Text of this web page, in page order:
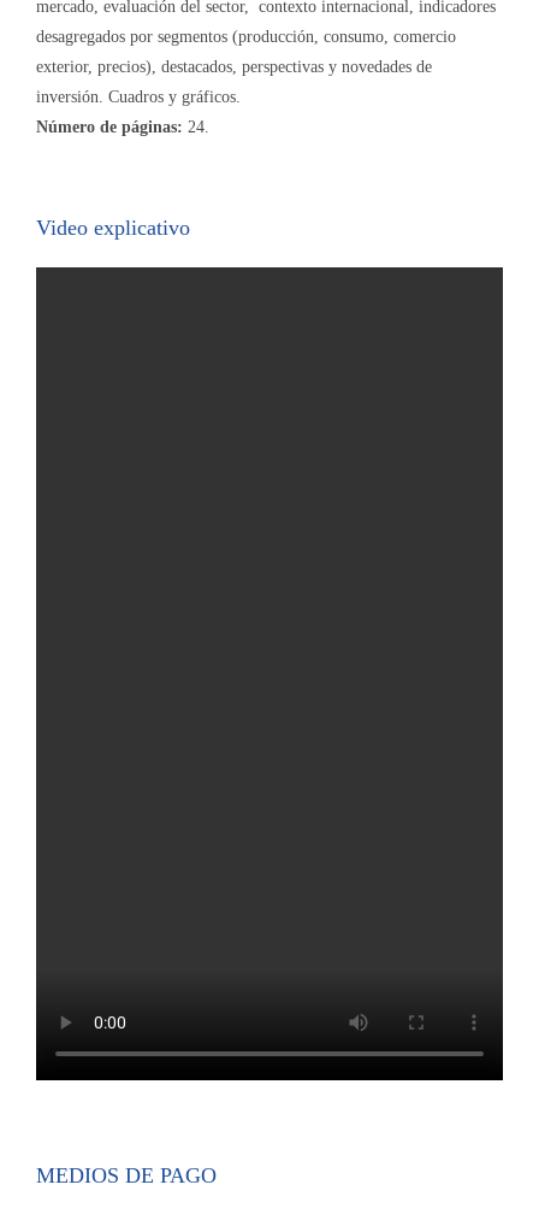
mercado, evaluación del sector, contexto internacional, indicadores
desagregados por segmentos (producción, consumo, comercio
exterior, precios), destacados, perspectivas y novedades de
inversión. Cuadros y gráficos.
Número de páginas: 24.
Video explicativo
MEDIOS DE PAGO